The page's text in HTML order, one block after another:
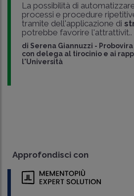
La possibilità di
processi e procedure
tramite dell'applicazione di
potrebbe favorire l'attrattivit..
di Serena Giannuzzi - Probovira
con delega al tirocinio e ai
l'Università
Approfondisci con